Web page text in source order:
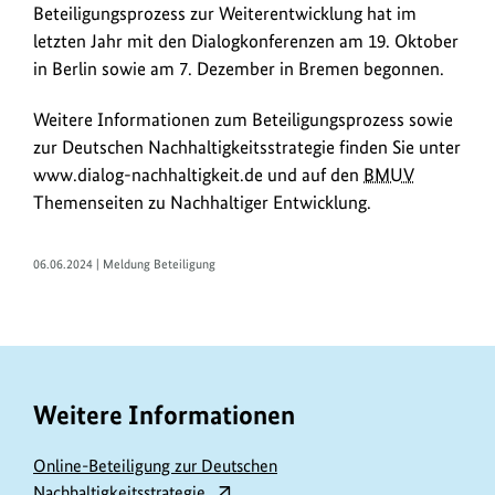
Beteiligungsprozess zur Weiterentwicklung hat im
letzten Jahr mit den Dialogkonferenzen am 19. Oktober
in Berlin sowie am 7. Dezember in Bremen begonnen.
Weitere Informationen zum Beteiligungsprozess sowie
zur Deutschen Nachhaltigkeitsstrategie finden Sie unter
www.dialog-nachhaltigkeit.de und auf den BMUV
Themenseiten zu Nachhaltiger Entwicklung.
06.06.2024 | Meldung Beteiligung
Weitere Informationen
Online-Beteiligung zur Deutschen